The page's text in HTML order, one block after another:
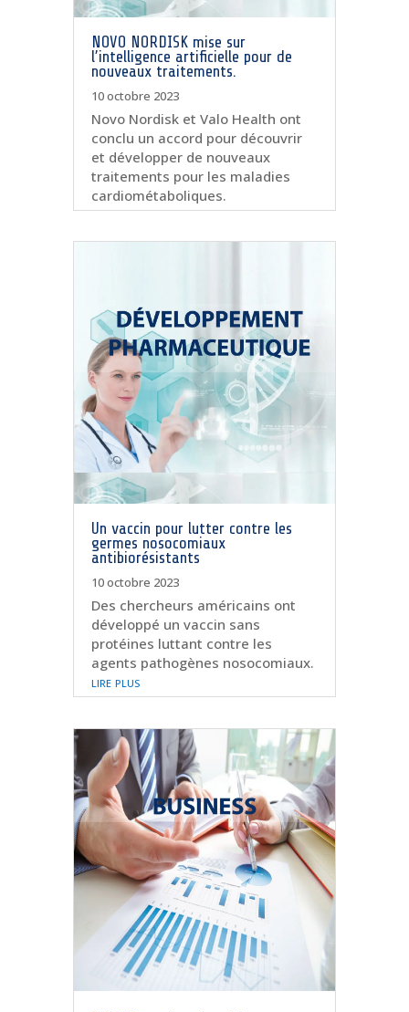
NOVO NORDISK mise sur
l’intelligence artificielle pour de
nouveaux traitements.
10 octobre 2023
Novo Nordisk et Valo Health ont
conclu un accord pour découvrir
et développer de nouveaux
traitements pour les maladies
cardiométaboliques.
lire plus
Un vaccin pour lutter contre les
germes nosocomiaux
antibiorésistants
10 octobre 2023
Des chercheurs américains ont
développé un vaccin sans
protéines luttant contre les
agents pathogènes nosocomiaux.
lire plus